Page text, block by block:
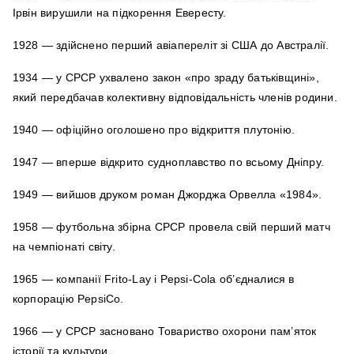
Ірвін вирушили на підкорення Евересту.
1928 — здійснено перший авіапереліт зі США до Австралії.
1934 — у СРСР ухвалено закон «про зраду батьківщині»,
який передбачав колективну відповідальність членів родини.
1940 — офіційно оголошено про відкриття плутонію.
1947 — вперше відкрито судноплавство по всьому Дніпру.
1949 — вийшов друком роман Джорджа Орвелла «1984».
1958 — футбольна збірна СРСР провела свій перший матч
на чемпіонаті світу.
1965 — компанії Frito-Lay і Pepsi-Cola об’єдналися в
корпорацію PepsiCo.
1966 — у СРСР засновано Товариство охорони пам’яток
історії та культури.